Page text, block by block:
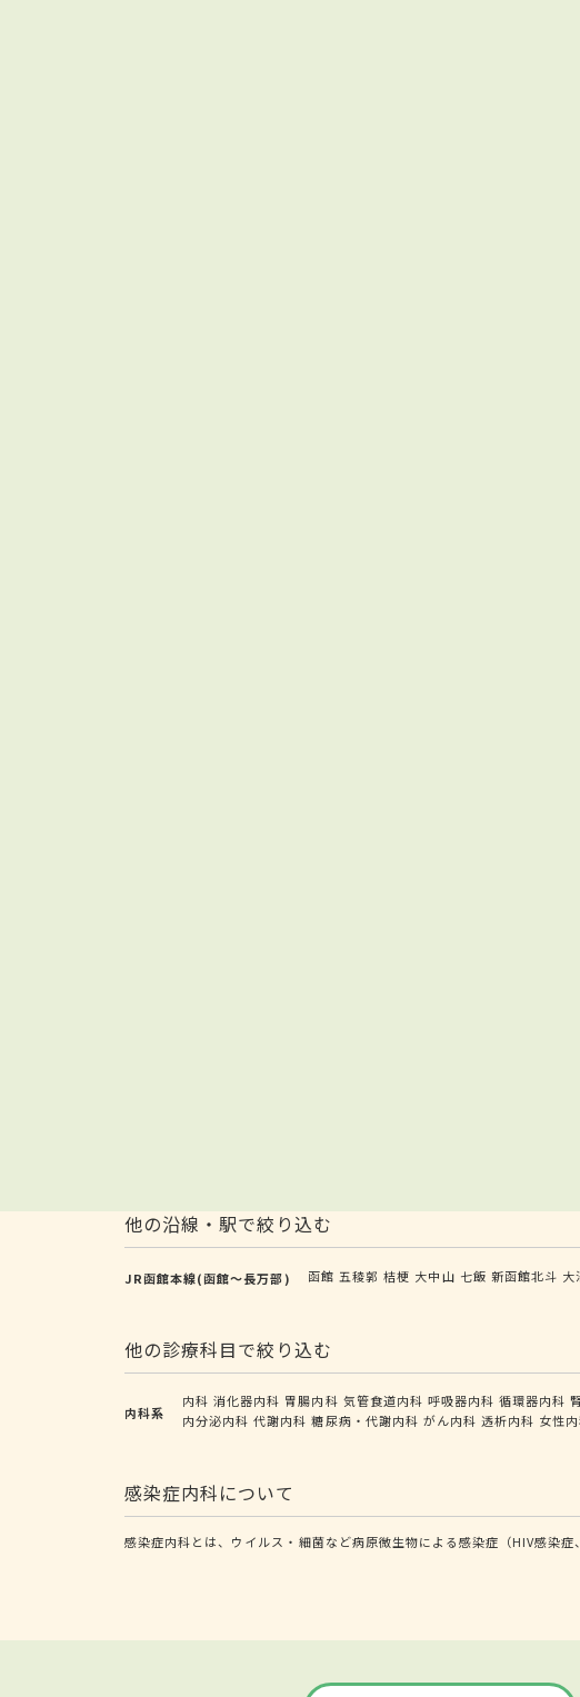
他の沿線・駅で絞り込む
JR函館本線(函館～長万部) 函館 五稜郭 桔梗 大中山 七飯 新函館北斗 大
他の診療科目で絞り込む
内科系
内科 消化器内科 胃腸内科 気管食道内科 呼吸器内科 循環器内科
内分泌内科 代謝内科 糖尿病・代謝内科 がん内科 透析内科 女性
感染症内科について
感染症内科とは、ウイルス・細菌など病原微生物による感染症（HIV感染